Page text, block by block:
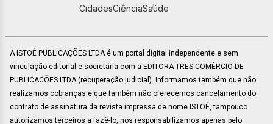
CidadesCiênciaSaúde
A ISTOÉ PUBLICAÇÕES LTDA é um portal digital independente e sem
vinculação editorial e societária com a EDITORA TRES COMÉRCIO DE
PUBLICACÕES LTDA (recuperação judicial). Informamos também que não
realizamos cobranças e que também não oferecemos cancelamento do
contrato de assinatura da revista impressa de nome ISTOÉ, tampouco
autorizamos terceiros a fazê-lo, nos responsabilizamos apenas pelo